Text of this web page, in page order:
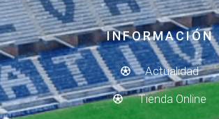
INFORMACIÓN
Actualidad
Tienda Online